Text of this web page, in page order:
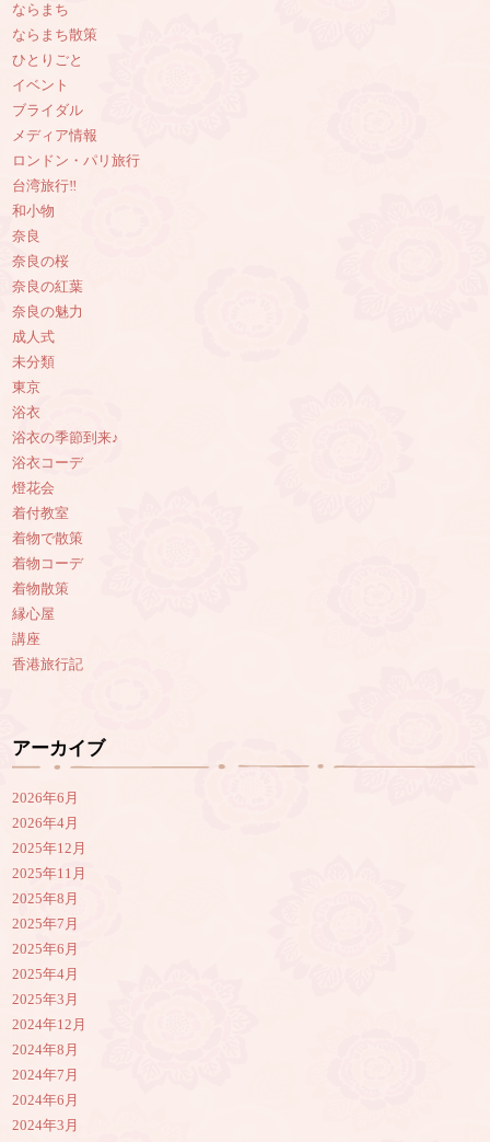
ならまち
ならまち散策
ひとりごと
イベント
ブライダル
メディア情報
ロンドン・パリ旅行
台湾旅行‼︎
和小物
奈良
奈良の桜
奈良の紅葉
奈良の魅力
成人式
未分類
東京
浴衣
浴衣の季節到来♪
浴衣コーデ
燈花会
着付教室
着物で散策
着物コーデ
着物散策
縁心屋
講座
香港旅行記
アーカイブ
2026年6月
2026年4月
2025年12月
2025年11月
2025年8月
2025年7月
2025年6月
2025年4月
2025年3月
2024年12月
2024年8月
2024年7月
2024年6月
2024年3月